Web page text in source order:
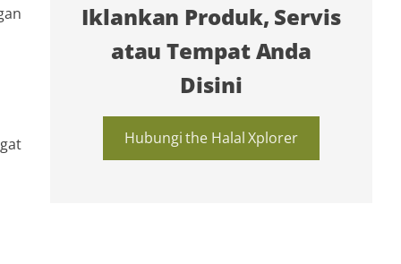
Iklankan Produk, Servis
atau Tempat Anda
Disini
Hubungi the Halal Xplorer